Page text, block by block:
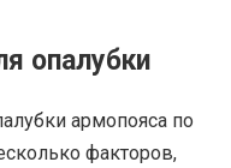
опалубки
армопояса по
факторов,